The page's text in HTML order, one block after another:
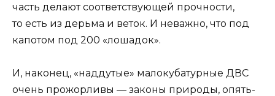
часть делают соответствующей прочности,
то есть из дерьма и веток. И неважно, что под
капотом под 200 «лошадок».
И, наконец, «наддутые» малокубатурные ДВС
очень прожорливы — законы природы, опять-